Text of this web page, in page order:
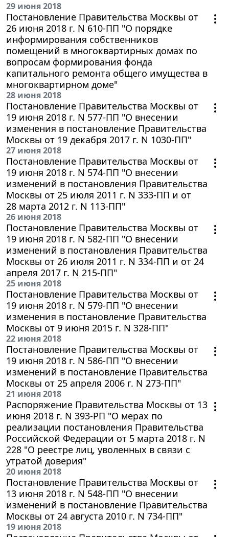
29 июня 2018
Постановление Правительства Москвы от
26 июня 2018 г. N 610-ПП "О порядке
информирования собственников
помещений в многоквартирных домах по
вопросам формирования фонда
капитального ремонта общего имущества в
многоквартирном доме"
28 июня 2018
Постановление Правительства Москвы от
19 июня 2018 г. N 577-ПП "О внесении
изменения в постановление Правительства
Москвы от 19 декабря 2017 г. N 1030-ПП"
27 июня 2018
Постановление Правительства Москвы от
19 июня 2018 г. N 574-ПП "О внесении
изменений в постановления Правительства
Москвы от 25 июля 2011 г. N 333-ПП и от
28 марта 2012 г. N 113-ПП"
26 июня 2018
Постановление Правительства Москвы от
19 июня 2018 г. N 582-ПП "О внесении
изменений в постановления Правительства
Москвы от 26 июля 2011 г. N 334-ПП и от 24
апреля 2017 г. N 215-ПП"
25 июня 2018
Постановление Правительства Москвы от
19 июня 2018 г. N 579-ПП "О внесении
изменения в постановление Правительства
Москвы от 9 июня 2015 г. N 328-ПП"
22 июня 2018
Постановление Правительства Москвы от
19 июня 2018 г. N 586-ПП "О внесении
изменений в постановление Правительства
Москвы от 25 апреля 2006 г. N 273-ПП"
21 июня 2018
Распоряжение Правительства Москвы от 13
июня 2018 г. N 393-РП "О мерах по
реализации постановления Правительства
Российской Федерации от 5 марта 2018 г. N
228 "О реестре лиц, уволенных в связи с
утратой доверия"
20 июня 2018
Постановление Правительства Москвы от
13 июня 2018 г. N 548-ПП "О внесении
изменений в постановление Правительства
Москвы от 24 августа 2010 г. N 734-ПП"
19 июня 2018